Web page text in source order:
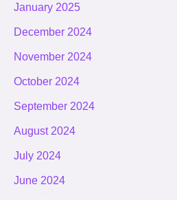
January 2025
December 2024
November 2024
October 2024
September 2024
August 2024
July 2024
June 2024